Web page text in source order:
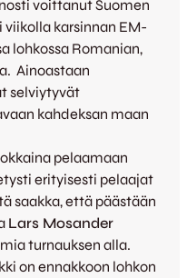
voittanut Suomen
karsinnan EM-
lohkossa Romanian,
Ainoastaan
selviytyvät
kahdeksan maan
pelaamaan
erityisesti pelaajat
saakka, että päästään
Lars Mosander
turnauksen alla.
on ennakkoon lohkon